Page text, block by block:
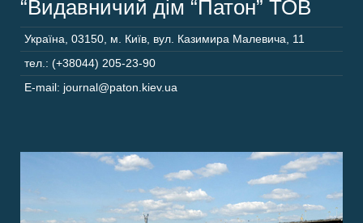
“Видавничий дім “Патон” ТОВ
Україна 03150 м. Київ, вул. Казимира Малевича, 11
тел.: (+38044) 205-23-90
E-mail: journal@paton.kiev.ua